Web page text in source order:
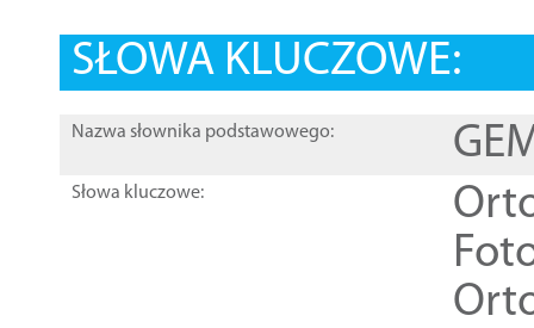
SŁOWA KLUCZOWE:
Nazwa słownika podstawowego:
Słowa kluczowe: